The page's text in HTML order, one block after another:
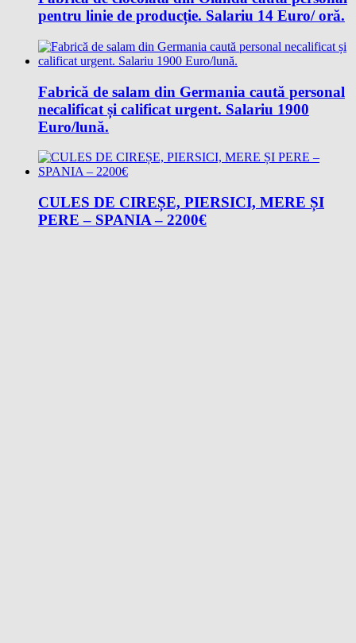
pentru linie de producție. Salariu 14 Euro/ oră.
Fabrică de salam din Germania caută personal
necalificat și calificat urgent. Salariu 1900
Euro/lună.
CULES DE CIREȘE, PIERSICI, MERE ȘI
PERE – SPANIA – 2200€